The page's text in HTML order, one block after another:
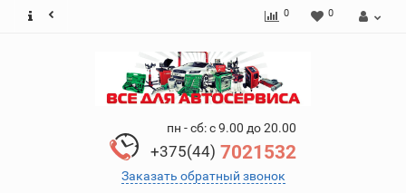
0 0
пн - сб: с 9.00 до 20.00
+375(44) 7021532
Заказать обратный звонок